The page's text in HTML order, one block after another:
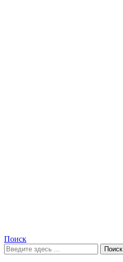
Поиск
Поиск